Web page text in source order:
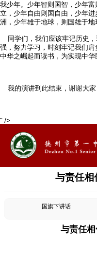
我少年。少年智则国智，少年
立，少年自由则国自由，少年
洲，少年雄于地球，则国雄
同学们，我们应该牢记历史，
强，努力学习，时刻牢记我们
中华之崛起而读书，为实现中
我的演讲到此结束，谢谢
2015-
" />
与责任相
国旗下讲话
与责任
——国旗下